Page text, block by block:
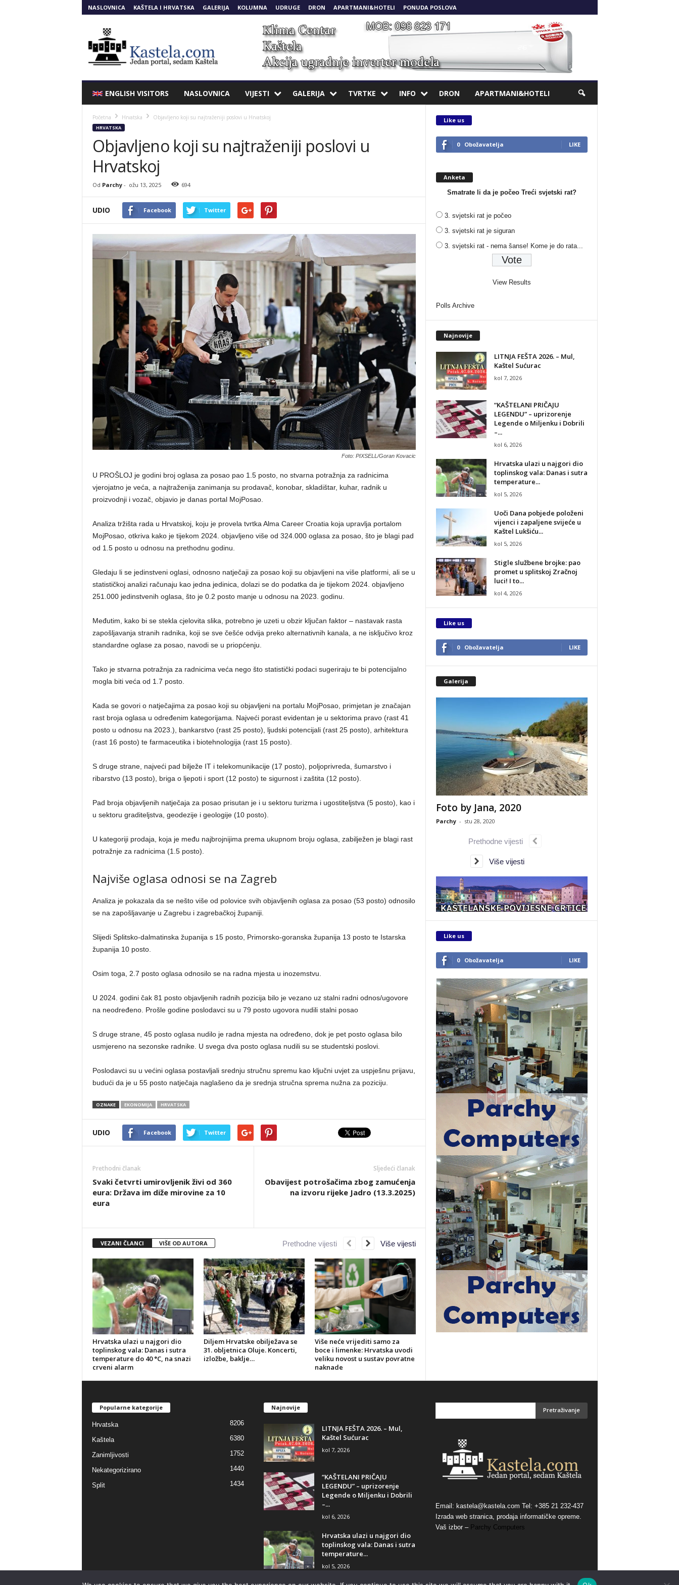
NASLOVNICA KAŠTELA I HRVATSKA GALERIJA KOLUMNA UDRUGE DRON APARTMANI&HOTELI PONUDA POSLOVA
ENGLISH VISITORS NASLOVNICA VIJESTI GALERIJA TVRTKE INFO DRON APARTMANI&HOTELI
Početna Hrvatska Objavljeno koji su najtraženiji poslovi u Hrvatskoj
HRVATSKA
Objavljeno koji su najtraženiji poslovi u
Hrvatskoj
Od Parchy- ožu 13, 2025 694
UDIO Facebook Twitter
Foto: PIXSELL/Goran Kovacic
U PROŠLOJ je godini broj oglasa za posao pao 1.5 posto, no stvarna potražnja za radnicima
vjerojatno je veća, a najtraženija zanimanja su prodavač, konobar, skladištar, kuhar, radnik u
proizvodnji i vozač, objavio je danas portal MojPosao.
Analiza tržišta rada u Hrvatskoj, koju je provela tvrtka Alma Career Croatia koja upravlja portalom
MojPosao, otkriva kako je tijekom 2024. objavljeno više od 324.000 oglasa za posao, što je blagi pad
od 1.5 posto u odnosu na prethodnu godinu.
Gledaju li se jedinstveni oglasi, odnosno natječaji za posao koji su objavljeni na više platformi, ali se u
statističkoj analizi računaju kao jedna jedinica, dolazi se do podatka da je tijekom 2024. objavljeno
251.000 jedinstvenih oglasa, što je 0.2 posto manje u odnosu na 2023. godinu.
Međutim, kako bi se stekla cjelovita slika, potrebno je uzeti u obzir ključan faktor – nastavak rasta
zapošljavanja stranih radnika, koji se sve češće odvija preko alternativnih kanala, a ne isključivo kroz
standardne oglase za posao, navodi se u priopćenju.
Tako je stvarna potražnja za radnicima veća nego što statistički podaci sugeriraju te bi potencijalno
mogla biti veća od 1.7 posto.
Kada se govori o natječajima za posao koji su objavljeni na portalu MojPosao, primjetan je značajan
rast broja oglasa u određenim kategorijama. Najveći porast evidentan je u sektorima pravo (rast 41
posto u odnosu na 2023.), bankarstvo (rast 25 posto), ljudski potencijali (rast 25 posto), arhitektura
(rast 16 posto) te farmaceutika i biotehnologija (rast 15 posto).
S druge strane, najveći pad bilježe IT i telekomunikacije (17 posto), poljoprivreda, šumarstvo i
ribarstvo (13 posto), briga o ljepoti i sport (12 posto) te sigurnost i zaštita (12 posto).
Pad broja objavljenih natječaja za posao prisutan je i u sektoru turizma i ugostiteljstva (5 posto), kao i
u sektoru graditeljstva, geodezije i geologije (10 posto).
U kategoriji prodaja, koja je među najbrojnijima prema ukupnom broju oglasa, zabilježen je blagi rast
potražnje za radnicima (1.5 posto).
Najviše oglasa odnosi se na Zagreb
Analiza je pokazala da se nešto više od polovice svih objavljenih oglasa za posao (53 posto) odnosilo
se na zapošljavanje u Zagrebu i zagrebačkoj županiji.
Slijedi Splitsko-dalmatinska županija s 15 posto, Primorsko-goranska županija 13 posto te Istarska
županija 10 posto.
Osim toga, 2.7 posto oglasa odnosilo se na radna mjesta u inozemstvu.
U 2024. godini čak 81 posto objavljenih radnih pozicija bilo je vezano uz stalni radni odnos/ugovore
na neodređeno. Prošle godine poslodavci su u 79 posto ugovora nudili stalni posao
S druge strane, 45 posto oglasa nudilo je radna mjesta na određeno, dok je pet posto oglasa bilo
usmjereno na sezonske radnike. U svega dva posto oglasa nudili su se studentski poslovi.
Poslodavci su u većini oglasa postavljali srednju stručnu spremu kao ključni uvjet za uspješnu prijavu,
budući da je u 55 posto natječaja naglašeno da je srednja stručna sprema nužna za poziciju.
OZNAKE EKONOMIJA HRVATSKA
UDIO Facebook Twitter
Prethodni članak
Svaki četvrti umirovljenik živi od 360
eura: Država im diže mirovine za 10
eura
Sljedeći članak
Obavijest potrošačima zbog zamućenja
na izvoru rijeke Jadro (13.3.2025)
VEZANI ČLANCI VIŠE OD AUTORA
Hrvatska ulazi u najgori dio
toplinskog vala: Danas i sutra
temperature do 40 °C, na snazi
crveni alarm
Diljem Hrvatske obilježava se
31. obljetnica Oluje. Koncerti,
izložbe, baklje…
Više neće vrijediti samo za
boce i limenke: Hrvatska uvodi
veliku novost u sustav povratne
naknade
Prethodne vijesti Više vijesti
Like us
0 Obožavatelja LIKE
Anketa
Smatrate li da je počeo Treći svjetski rat?
3. svjetski rat je počeo
3. svjetski rat je siguran
3. svjetski rat - nema šanse! Kome je do rata...
View Results
Polls Archive
Najnovije
LITNJA FEŠTA 2026. – Mul,
Kaštel Sućurac
kol 7, 2026
“KAŠTELANI PRIČAJU
LEGENDU” – uprizorenje
Legende o Miljenku i Dobrili
–...
kol 6, 2026
Hrvatska ulazi u najgori dio
toplinskog vala: Danas i sutra
temperature...
kol 5, 2026
Uoči Dana pobjede položeni
vijenci i zapaljene svijeće u
Kaštel Lukšiću...
kol 5, 2026
Stigle službene brojke: pao
promet u splitskoj Zračnoj
luci! I to...
kol 4, 2026
Like us
0 Obožavatelja LIKE
Galerija
Foto by Jana, 2020
Parchy - stu 28, 2020
Prethodne vijesti
Više vijesti
Like us
0 Obožavatelja LIKE
Popularne kategorije
Hrvatska 8206
Kaštela 6380
Zanimljivosti 1752
Nekategorizirano 1440
Split 1434
Najnovije
LITNJA FEŠTA 2026. – Mul,
Kaštel Sućurac
kol 7, 2026
“KAŠTELANI PRIČAJU
LEGENDU” – uprizorenje
Legende o Miljenku i Dobrili
–...
kol 6, 2026
Hrvatska ulazi u najgori dio
toplinskog vala: Danas i sutra
temperature...
kol 5, 2026
Email: kastela@kastela.com Tel: +385 21 232-437
Izrada web stranica, prodaja informatičke opreme.
Vaš izbor – Parchy Computers